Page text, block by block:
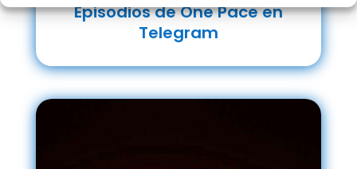
Episodios de One Pace en
Telegram